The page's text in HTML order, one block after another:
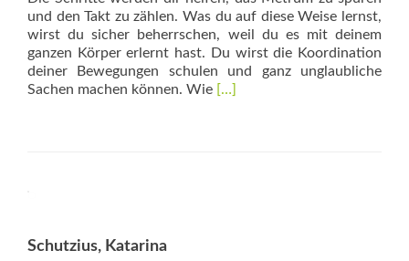
und den Takt zu zählen. Was du auf diese Weise lernst,
wirst du sicher beherrschen, weil du es mit deinem
ganzen Körper erlernt hast. Du wirst die Koordination
deiner Bewegungen schulen und ganz unglaubliche
Sachen machen können. Wie Read
[…]
Schutzius, Katarina